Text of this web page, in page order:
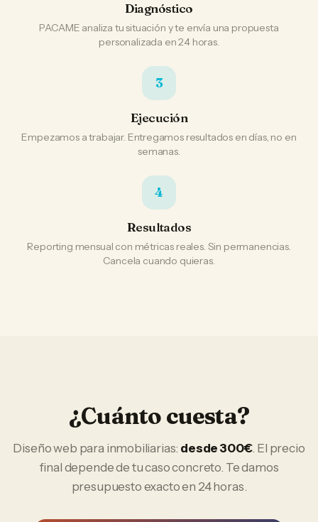
Diagnóstico
PACAME analiza tu situación y te envía una propuesta
personalizada en 24 horas.
3
Ejecución
Empezamos a trabajar. Entregamos resultados en días, no en
semanas.
4
Resultados
Reporting mensual con métricas reales. Sin permanencias.
Cancela cuando quieras.
¿Cuánto cuesta?
Diseño web para inmobiliarias: desde 300€. El precio
final depende de tu caso concreto. Te damos
presupuesto exacto en 24 horas.